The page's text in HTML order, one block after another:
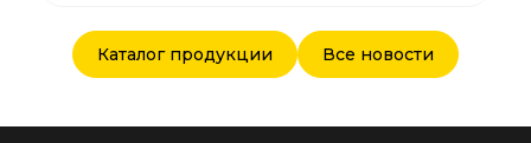
Каталог продукции Все новости